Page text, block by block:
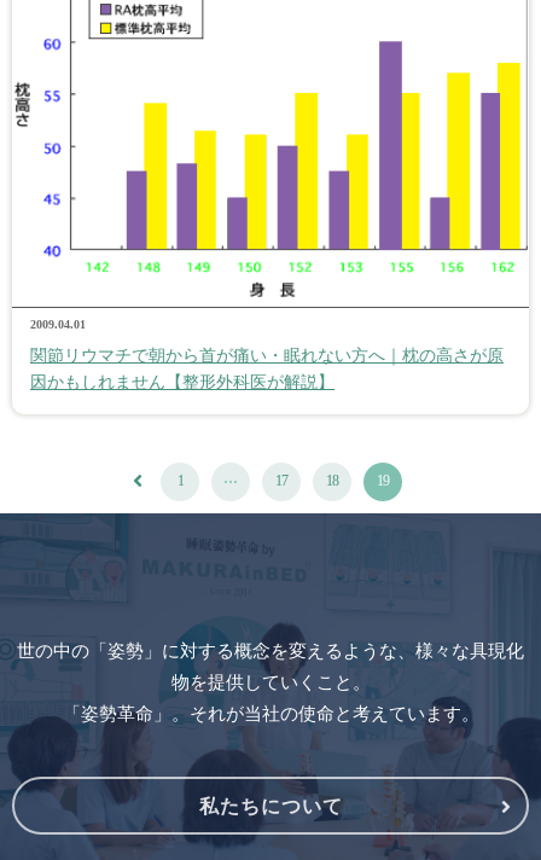
2009.04.01
関節リウマチで朝から首が痛い・眠れない方へ｜枕の高さが原
因かもしれません【整形外科医が解説】
1 ... 17 18 19
世の中の「姿勢」に対する概念を変えるような、様々な具現化
物を提供していくこと。
「姿勢革命」。それが当社の使命と考えています。
私たちについて